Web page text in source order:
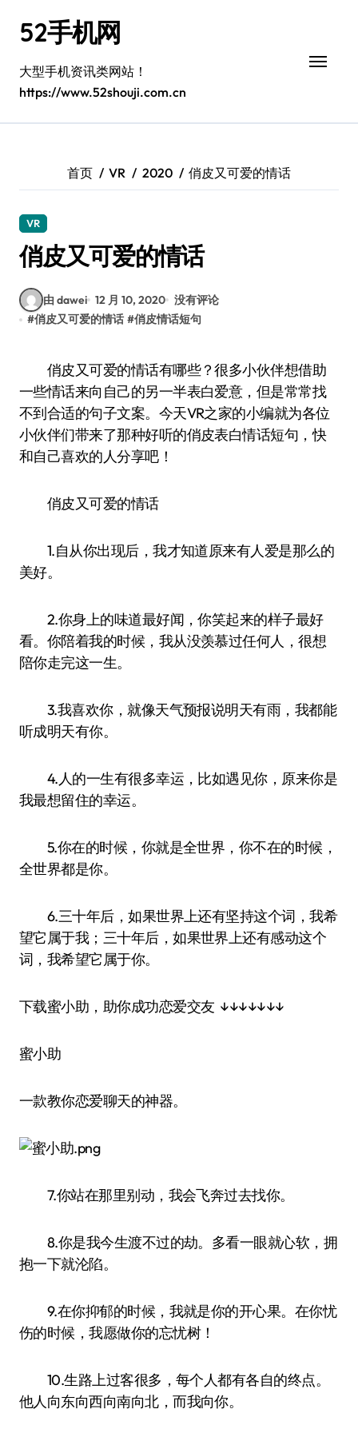
52手机网
大型手机资讯类网站！
https://www.52shouji.com.cn
首页 VR 2020 俏皮又可爱的情话
VR
俏皮又可爱的情话
由 dawei 12 月 10, 2020 没有评论
#俏皮又可爱的情话 #俏皮情话短句
俏皮又可爱的情话有哪些？很多小伙伴想借助
一些情话来向自己的另一半表白爱意，但是常常找
不到合适的句子文案。今天VR之家的小编就为各位
小伙伴们带来了那种好听的俏皮表白情话短句，快
和自己喜欢的人分享吧！
俏皮又可爱的情话
1.自从你出现后，我才知道原来有人爱是那么的
美好。
2.你身上的味道最好闻，你笑起来的样子最好
看。你陪着我的时候，我从没羡慕过任何人，很想
陪你走完这一生。
3.我喜欢你，就像天气预报说明天有雨，我都能
听成明天有你。
4.人的一生有很多幸运，比如遇见你，原来你是
我最想留住的幸运。
5.你在的时候，你就是全世界，你不在的时候，
全世界都是你。
6.三十年后，如果世界上还有坚持这个词，我希
望它属于我；三十年后，如果世界上还有感动这个
词，我希望它属于你。
下载蜜小助，助你成功恋爱交友 ↓↓↓↓↓↓↓
蜜小助
一款教你恋爱聊天的神器。
7.你站在那里别动，我会飞奔过去找你。
8.你是我今生渡不过的劫。多看一眼就心软，拥
抱一下就沦陷。
9.在你抑郁的时候，我就是你的开心果。在你忧
伤的时候，我愿做你的忘忧树！
10.生路上过客很多，每个人都有各自的终点。
他人向东向西向南向北，而我向你。